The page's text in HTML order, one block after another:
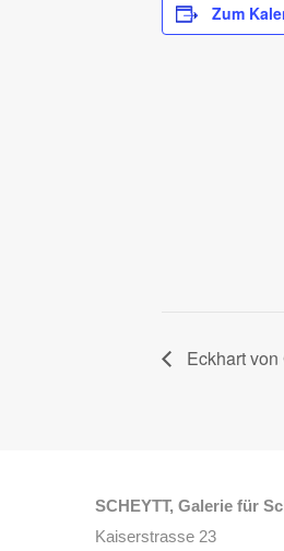
Zum
Eckhart von
SCHEYTT, Galerie für
Kaiserstrasse 23